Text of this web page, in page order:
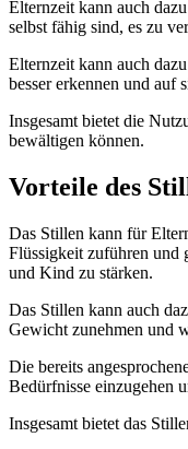
Elternzeit kann auch
selbst fähig sind, es zu
Elternzeit kann auch
besser erkennen und auf
Insgesamt bietet die
bewältigen können.
Vorteile des
Das Stillen kann für
Flüssigkeit zuführen und
und Kind zu stärken.
Das Stillen kann auch
Gewicht zunehmen und
Die bereits
Bedürfnisse einzugehen
Insgesamt bietet das